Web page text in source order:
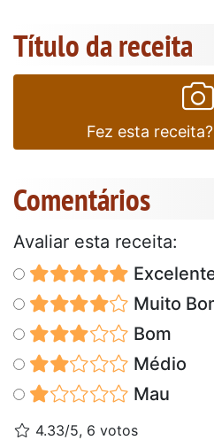
Título da receita
Fez esta
Comentários
Avaliar esta receita:
Muito
Bom
Médio
Mau
4.33/5, 6 votos